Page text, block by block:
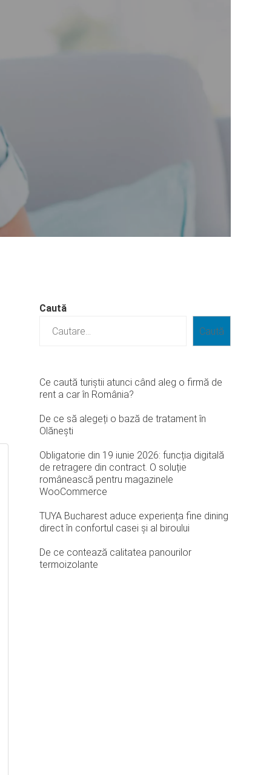
Caută
Caută
Ce caută turiștii atunci când aleg o firmă de
rent a car în România?
De ce să alegeți o bază de tratament în
Olănești
Obligatorie din 19 iunie 2026: funcția digitală
de retragere din contract. O soluție
românească pentru magazinele
WooCommerce
TUYA Bucharest aduce experiența fine dining
direct în confortul casei și al biroului
De ce contează calitatea panourilor
termoizolante